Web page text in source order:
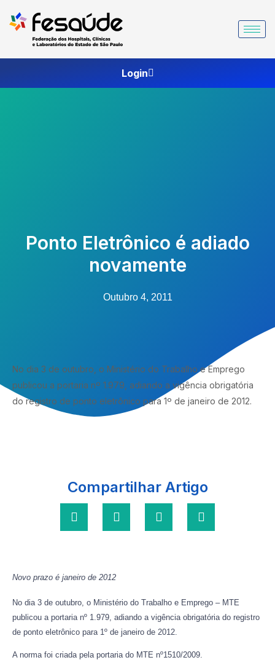
para
Login
Ponto Eletrônico é adiado
novamente
Outubro 4, 2011
No dia 3 de outubro, o Ministério do Trabalho e Emprego
publicou a portaria nº 1.979, adiando a vigência obrigatória
do registro de ponto eletrônico para 1º de janeiro de 2012.
Compartilhar Artigo
Novo prazo é janeiro de 2012
No dia 3 de outubro, o Ministério do Trabalho e Emprego – MTE
publicou a portaria nº 1.979, adiando a vigência obrigatória do registro
de ponto eletrônico para 1º de janeiro de 2012.
A norma foi criada pela portaria do MTE nº1510/2009.